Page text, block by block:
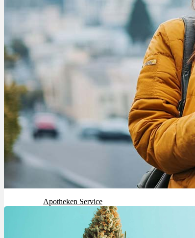
Services
Ärzte Service
Rezept Service
Apotheken Service